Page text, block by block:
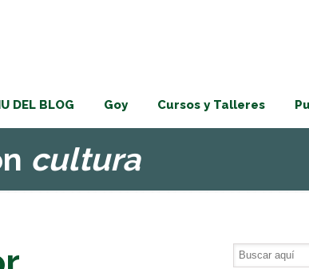
DEL BLOG Goy Cursos y Talleres
cultura